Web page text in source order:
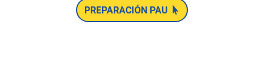
PREPARACIÓN PAU